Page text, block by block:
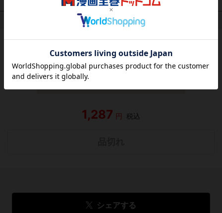
（関連商品を含む）
この作品にはまだレビューがありません。 今後読まれる
方のために感想を共有してもらえませんか？
レビューを書く
1,287 円 税込
シェアする